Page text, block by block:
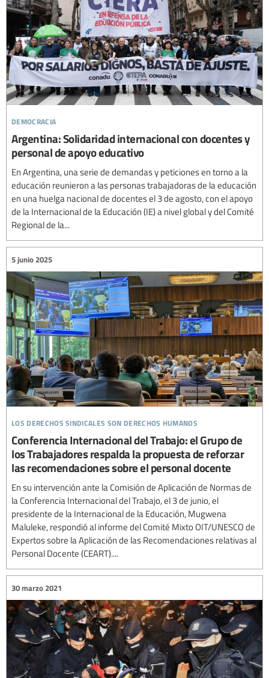
democracia
Argentina: Solidaridad internacional con docentes y
personal de apoyo educativo
En Argentina, una serie de demandas y peticiones en torno a la
educación reunieron a las personas trabajadoras de la educación
en una huelga nacional de docentes el 3 de agosto, con el apoyo
de la Internacional de la Educación (IE) a nivel global y del Comité
Regional de la...
los derechos sindicales son derechos humanos
5 junio 2025
Conferencia Internacional del Trabajo: el Grupo de
los Trabajadores respalda la propuesta de reforzar
las recomendaciones sobre el personal docente
En su intervención ante la Comisión de Aplicación de Normas de
la Conferencia Internacional del Trabajo, el 3 de junio, el
presidente de la Internacional de la Educación, Mugwena
Maluleke, respondió al informe del Comité Mixto OIT/UNESCO de
Expertos sobre la Aplicación de las Recomendaciones relativas al
Personal Docente (CEART)....
30 marzo 2021